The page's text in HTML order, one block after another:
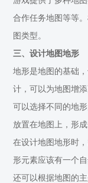
合作任务地图等等
图类型。
三、设计地图地形
地形是地图的基础
计，可以为地图增
可以选择不同的地
放置在地图上，形
在设计地图地形时
形元素应该有一个
还可以根据地图的